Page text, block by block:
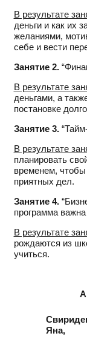
В результате
деньги и как их
желаниями,
себе и вести
Занятие 2.
В результате
деньгами, а
постановке
Занятие 3.
В результате
планировать
временем,
приятных дел.
Занятие 4.
программа
В результате
рождаются из
учиться.
Яна,